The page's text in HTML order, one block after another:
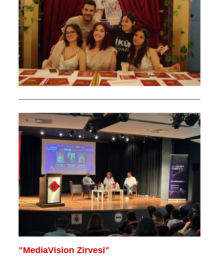
"MediaVision Zirvesi"